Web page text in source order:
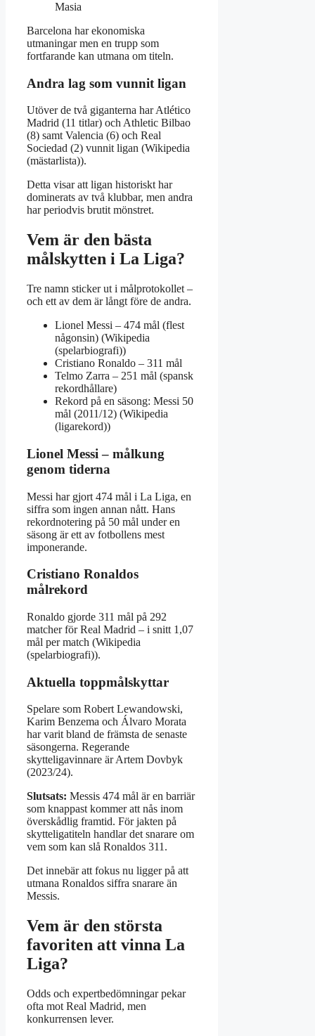
Masia
Barcelona har ekonomiska
utmaningar men en trupp som
fortfarande kan utmana om titeln.
Andra lag som vunnit ligan
Utöver de två giganterna har Atlético
Madrid (11 titlar) och Athletic Bilbao
(8) samt Valencia (6) och Real
Sociedad (2) vunnit ligan (Wikipedia
(mästarlista)).
Detta visar att ligan historiskt har
dominerats av två klubbar, men andra
har periodvis brutit mönstret.
Vem är den bästa
målskytten i La Liga?
Tre namn sticker ut i målprotokollet –
och ett av dem är långt före de andra.
Lionel Messi – 474 mål (flest
någonsin) (Wikipedia
(spelarbiografi))
Cristiano Ronaldo – 311 mål
Telmo Zarra – 251 mål (spansk
rekordhållare)
Rekord på en säsong: Messi 50
mål (2011/12) (Wikipedia
(ligarekord))
Lionel Messi – målkung
genom tiderna
Messi har gjort 474 mål i La Liga, en
siffra som ingen annan nått. Hans
rekordnotering på 50 mål under en
säsong är ett av fotbollens mest
imponerande.
Cristiano Ronaldos
målrekord
Ronaldo gjorde 311 mål på 292
matcher för Real Madrid – i snitt 1,07
mål per match (Wikipedia
(spelarbiografi)).
Aktuella toppmålskyttar
Spelare som Robert Lewandowski,
Karim Benzema och Álvaro Morata
har varit bland de främsta de senaste
säsongerna. Regerande
skytteligavinnare är Artem Dovbyk
(2023/24).
Slutsats: Messis 474 mål är en barriär
som knappast kommer att nås inom
överskådlig framtid. För jakten på
skytteligatiteln handlar det snarare om
vem som kan slå Ronaldos 311.
Det innebär att fokus nu ligger på att
utmana Ronaldos siffra snarare än
Messis.
Vem är den största
favoriten att vinna La
Liga?
Odds och expertbedömningar pekar
ofta mot Real Madrid, men
konkurrensen lever.